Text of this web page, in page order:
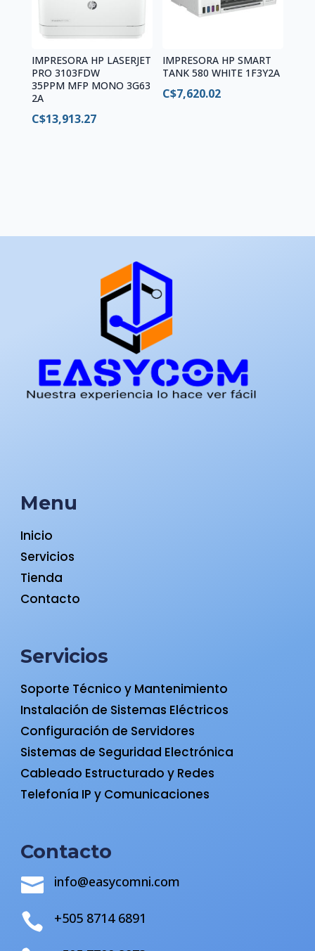
IMPRESORA HP LASERJET
PRO 3103FDW
35PPM MFP MONO 3G63
2A
C$13,913.27
IMPRESORA HP SMART
TANK 580 WHITE 1F3Y2A
C$7,620.02
Menu
Inicio
Servicios
Tienda
Contacto
Servicios
Soporte Técnico y Mantenimiento
Instalación de Sistemas Eléctricos
Configuración de Servidores
Sistemas de Seguridad Electrónica
Cableado Estructurado y Redes
Telefonía IP y Comunicaciones
Contacto
 info@easycomni.com
 +505 8714 6891